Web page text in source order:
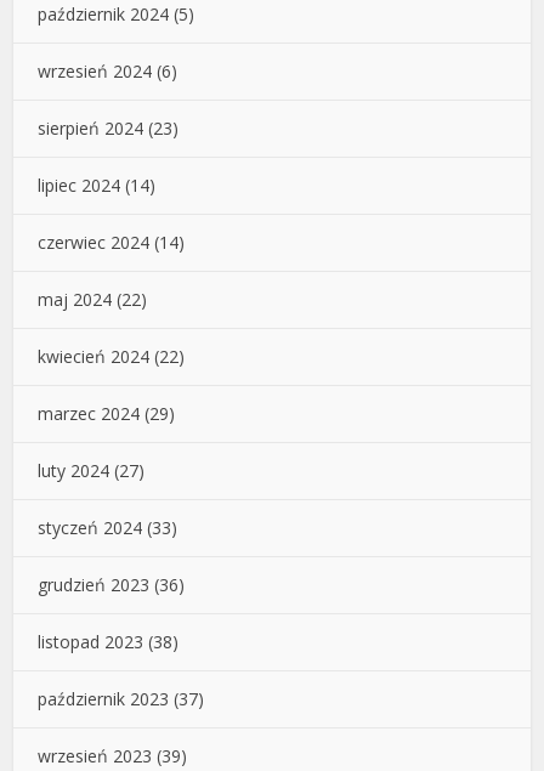
październik 2024 (5)
wrzesień 2024 (6)
sierpień 2024 (23)
lipiec 2024 (14)
czerwiec 2024 (14)
maj 2024 (22)
kwiecień 2024 (22)
marzec 2024 (29)
luty 2024 (27)
styczeń 2024 (33)
grudzień 2023 (36)
listopad 2023 (38)
październik 2023 (37)
wrzesień 2023 (39)